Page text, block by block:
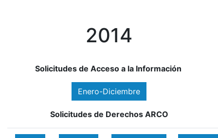
2014
Solicitudes de Acceso a la Información
Enero-Diciembre
Solicitudes de Derechos ARCO